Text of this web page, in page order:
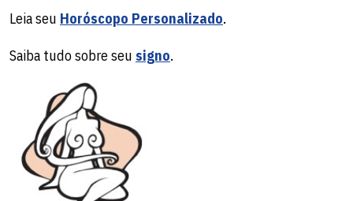
Leia seu Horóscopo Personalizado.
Saiba tudo sobre seu signo.